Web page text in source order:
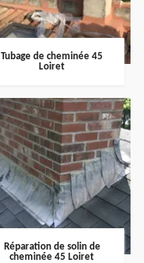
Tubage de cheminée 45
Loiret
Réparation de solin de
cheminée 45 Loiret